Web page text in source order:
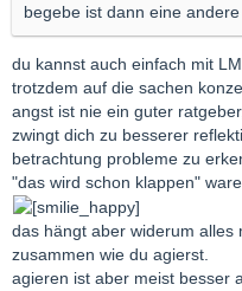
begebe ist dann eine andere
du kannst auch einfach mit
trotzdem auf die sachen
angst ist nie ein guter
zwingt dich zu besserer
betrachtung probleme zu
"das wird schon klappen"
das hängt aber widerum alles
zusammen wie du agierst.
agieren ist aber meist besser